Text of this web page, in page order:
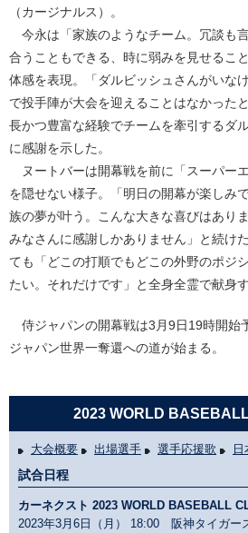
（カージナルス）。
今永は「家族のようなチーム。冗談も
合うこともできる、時に弱みを見せるこ
体感を表現。「ダルビッシュさんがいな
で投手陣が大会を迎えることはなかった
長かつ豊富な経験でチームを牽引するダ
に感謝を示した。
ヌートバーは開幕戦を前に「スーパー
を隠せない様子。「明日の開幕が楽しみ
族の夢が叶う。こんな大きな喜びはあり
みなさんに感謝しかありません」と続け
ても「どこの打順でもどこの外野のポジ
たい。それだけです」と全身全霊で献身
侍ジャパンの開幕戦は3月9日19時開始
ジャパン世界一奪還への道が始まる。
2023 WORLD
大会概要 出場選手 選手応援歌 日
試合日程
カーネクスト 2023 WORLD BASEBALL
2023年3月6日（月） 18:00 阪神タイガー